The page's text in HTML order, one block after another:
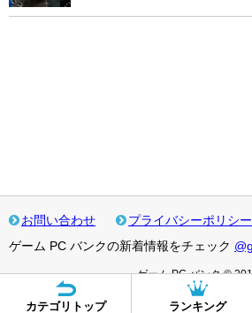
お問い合わせ プライバシーポリシー
ゲーム PC バンクの新着情報をチェック
ゲーム PC バンク ©
カテゴリトップ ランキング